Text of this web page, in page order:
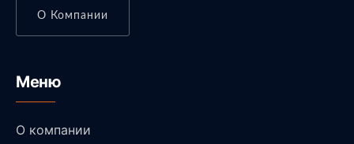
О Компании
Меню
О компании